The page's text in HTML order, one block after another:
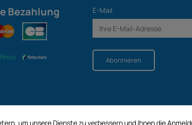
Bezahlung
E-Mail
Abonnieren
um unsere Dienste zu verbessern und Ihnen die